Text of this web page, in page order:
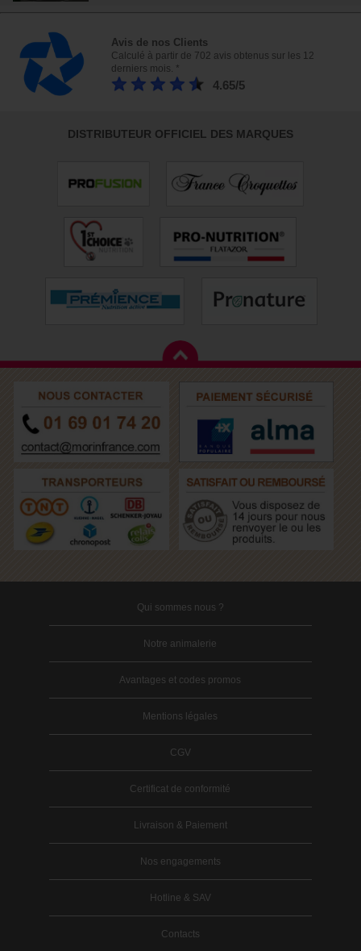
Avis de nos Clients
Calculé à partir de 702 avis obtenus sur les 12
derniers mois. *
4.65/5
DISTRIBUTEUR OFFICIEL DES MARQUES
Qui sommes nous ?
Notre animalerie
Avantages et codes promos
Mentions légales
CGV
Certificat de conformité
Livraison & Paiement
Nos engagements
Hotline & SAV
Contacts